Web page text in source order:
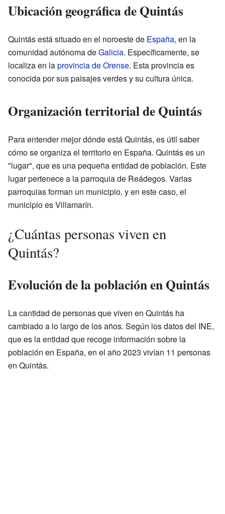
Ubicación geográfica de Quintás
Quintás está situado en el noroeste de España, en la
comunidad autónoma deGalicia. Específicamente, se
localiza en laprovincia de Orense. Esta provincia es
conocida por sus paisajes verdes y su cultura única.
Organización territorial de Quintás
Para entender mejor dónde está Quintás, es útil saber
cómo se organiza el territorio en España. Quintás es un
"lugar", que es una pequeña entidad de población. Este
lugar pertenece a la parroquia de Reádegos. Varias
parroquias forman un municipio, y en este caso, el
municipio es Villamarín.
¿Cuántas personas viven en
Quintás?
Evolución de la población en Quintás
La cantidad de personas que viven en Quintás ha
cambiado a lo largo de los años. Según los datos del INE,
que es la entidad que recoge información sobre la
población en España, en el año 2023 vivían 11 personas
en Quintás.